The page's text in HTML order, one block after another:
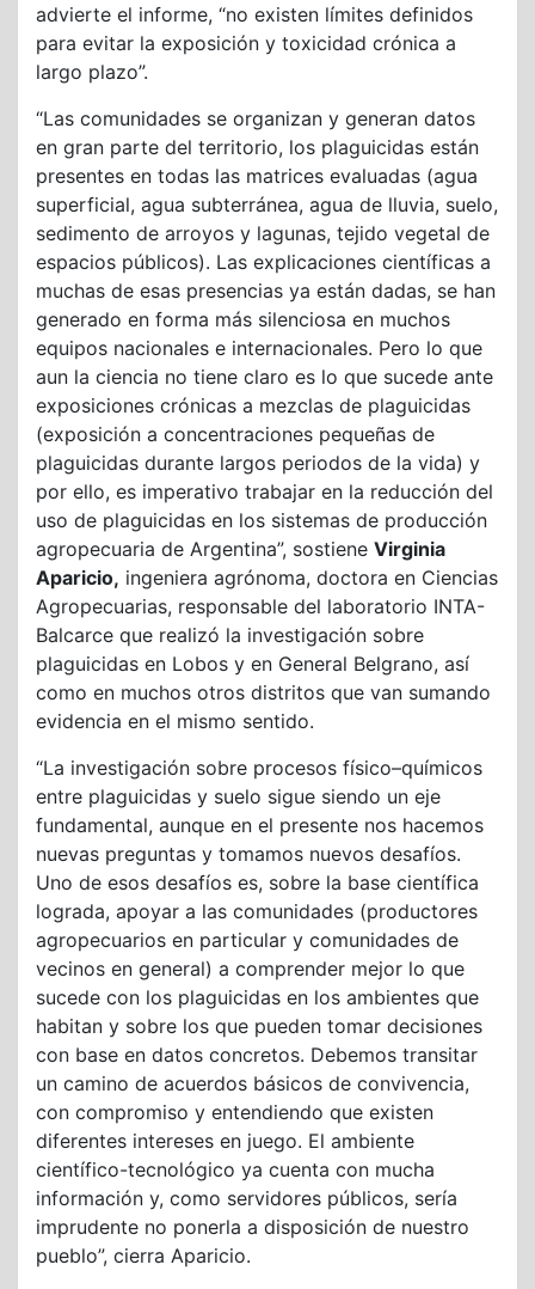
advierte el informe, “no existen límites definidos
para evitar la exposición y toxicidad crónica a
largo plazo”.
“Las comunidades se organizan y generan datos
en gran parte del territorio, los plaguicidas están
presentes en todas las matrices evaluadas (agua
superficial, agua subterránea, agua de lluvia, suelo,
sedimento de arroyos y lagunas, tejido vegetal de
espacios públicos). Las explicaciones científicas a
muchas de esas presencias ya están dadas, se han
generado en forma más silenciosa en muchos
equipos nacionales e internacionales. Pero lo que
aun la ciencia no tiene claro es lo que sucede ante
exposiciones crónicas a mezclas de plaguicidas
(exposición a concentraciones pequeñas de
plaguicidas durante largos periodos de la vida) y
por ello, es imperativo trabajar en la reducción del
uso de plaguicidas en los sistemas de producción
agropecuaria de Argentina”, sostiene Virginia
Aparicio, ingeniera agrónoma, doctora en Ciencias
Agropecuarias, responsable del laboratorio INTA-
Balcarce que realizó la investigación sobre
plaguicidas en Lobos y en General Belgrano, así
como en muchos otros distritos que van sumando
evidencia en el mismo sentido.
“La investigación sobre procesos físico–químicos
entre plaguicidas y suelo sigue siendo un eje
fundamental, aunque en el presente nos hacemos
nuevas preguntas y tomamos nuevos desafíos.
Uno de esos desafíos es, sobre la base científica
lograda, apoyar a las comunidades (productores
agropecuarios en particular y comunidades de
vecinos en general) a comprender mejor lo que
sucede con los plaguicidas en los ambientes que
habitan y sobre los que pueden tomar decisiones
con base en datos concretos. Debemos transitar
un camino de acuerdos básicos de convivencia,
con compromiso y entendiendo que existen
diferentes intereses en juego. El ambiente
científico-tecnológico ya cuenta con mucha
información y, como servidores públicos, sería
imprudente no ponerla a disposición de nuestro
pueblo”, cierra Aparicio.